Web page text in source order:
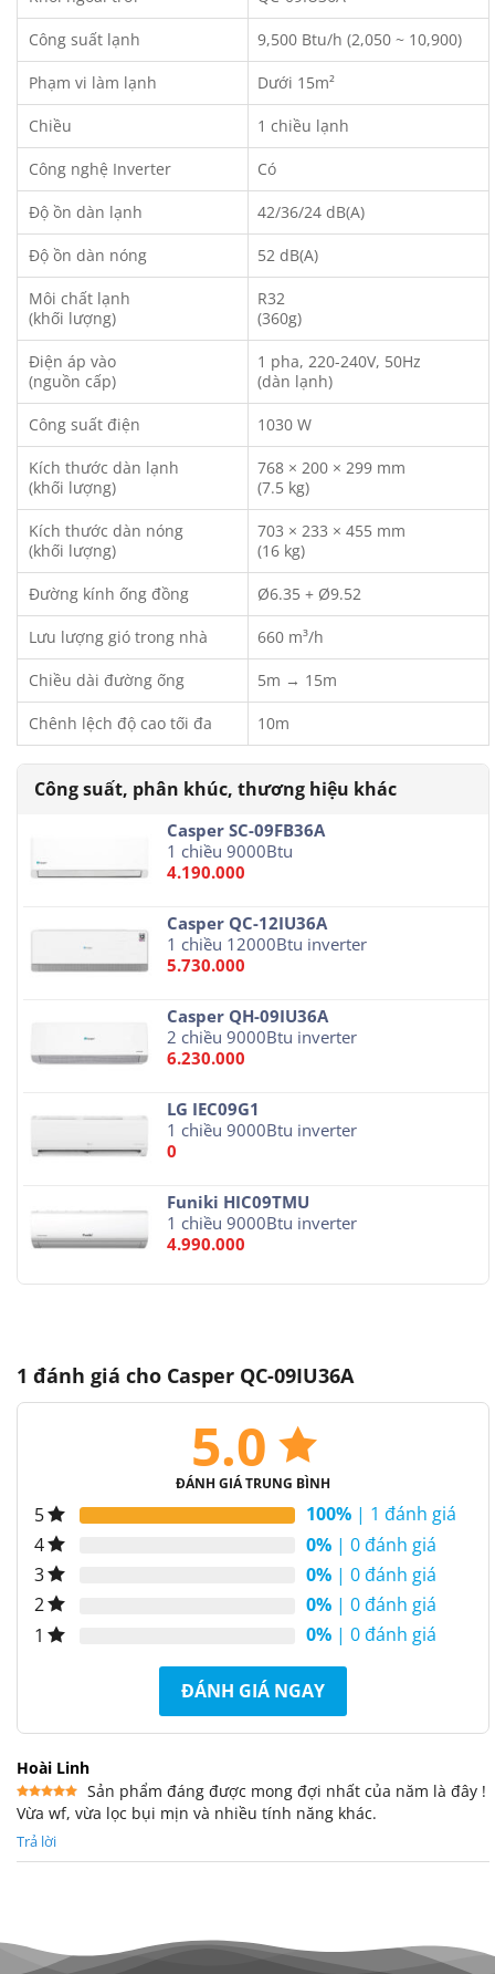
Công suất lạnh 9,500 Btu/h (2,050 ~ 10,900)
Phạm vi làm lạnh Dưới 15m²
Chiều 1 chiều lạnh
Công nghệ Inverter Có
Độ ồn dàn lạnh 42/36/24 dB(A)
Độ ồn dàn nóng 52 dB(A)
Môi chất lạnh
(khối lượng)
R32
(360g)
Điện áp vào
(nguồn cấp)
1 pha, 220-240V, 50Hz
(dàn lạnh)
Công suất điện 1030 W
Kích thước dàn lạnh
(khối lượng)
768 × 200 × 299 mm
(7.5 kg)
Kích thước dàn nóng
(khối lượng)
703 × 233 × 455 mm
(16 kg)
Đường kính ống đồng Ø6.35 + Ø9.52
Lưu lượng gió trong nhà 660 m³/h
Chiều dài đường ống 5m → 15m
Chênh lệch độ cao tối đa 10m
Casper SC-09FB36A
1 chiều 9000Btu
4.190.000
Casper QC-12IU36A
1 chiều 12000Btu inverter
5.730.000
Casper QH-09IU36A
2 chiều 9000Btu inverter
6.230.000
LG IEC09G1
1 chiều 9000Btu inverter
0
Funiki HIC09TMU
1 chiều 9000Btu inverter
4.990.000
1 đánh giá cho Casper QC-09IU36A
5.0
ĐÁNH GIÁ TRUNG BÌNH
5 100% | 1 đánh giá
4
0% | 0 đánh giá
3
0% | 0 đánh giá
2
0% | 0 đánh giá
1
0% | 0 đánh giá
ĐÁNH GIÁ NGAY
Hoài Linh
Được xếp
hạng 55
sao
Sản phẩm đáng được mong đợi nhất của năm là đây !
Vừa wf, vừa lọc bụi mịn và nhiều tính năng khác.
Trả lời